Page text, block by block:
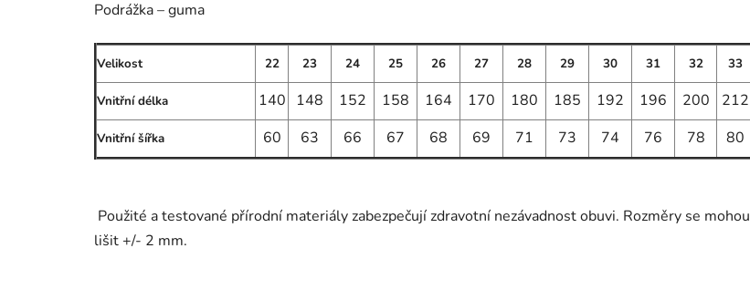
Podrážka – guma
Velikost 22 23 24 25 26 27 28 29 30 31 32 33
Vnitřní délka 140 148 152 158 164 170 180 185 192 196 200 212
Vnitřní šířka 60 63 66 67 68 69 71 73 74 76 78 80
Použité a testované přírodní materiály zabezpečují zdravotní nezávadnost obuvi. Rozměry se mohou
lišit +/- 2 mm.